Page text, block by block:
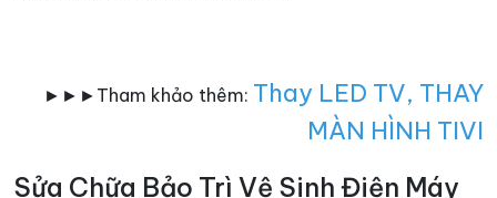
►►►Tham khảo thêm: Thay LED TV, THAY
MÀN HÌNH TIVI
Sửa Chữa Bảo Trì Vệ Sinh Điện Máy